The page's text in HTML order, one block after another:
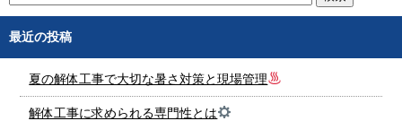
最近の投稿
夏の解体工事で大切な暑さ対策と現場管理
解体工事に求められる専門性とは